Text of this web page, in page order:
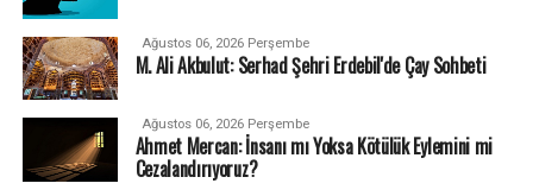
Ağustos 06, 2026 Perşembe
M. Ali Akbulut: Serhad Şehri Erdebil'de Çay Sohbeti
Ağustos 06, 2026 Perşembe
Ahmet Mercan: İnsanı mı Yoksa Kötülük Eylemini mi
Cezalandırıyoruz?